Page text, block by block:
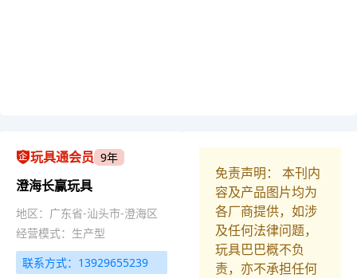
玩具通会员 9年
澄海长赢玩具
地区：广东省-汕头市-澄海区
经营模式：生产型
联系方式：13929655239
免责声明： 本刊内
容及产品图片均为
各厂商提供，如涉
及任何法律问题，
玩具巴巴概不负
责，亦不承担任何